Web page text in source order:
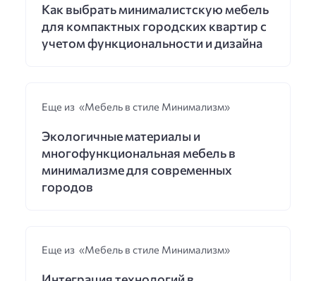
Как выбрать минималистскую мебель
для компактных городских квартир с
учетом функциональности и дизайна
Еще из «Мебель в стиле Минимализм»
Экологичные материалы и
многофункциональная мебель в
минимализме для современных
городов
Еще из «Мебель в стиле Минимализм»